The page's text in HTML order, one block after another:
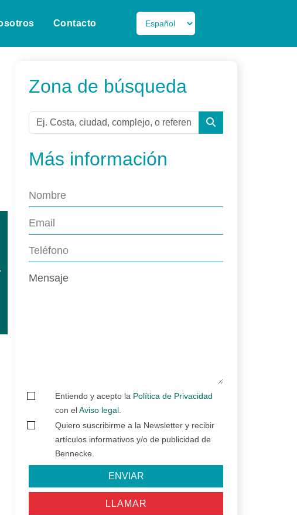
Contacto
Zona de búsqueda
Más información
Entiendo y acepto la Política de Privacidad
con elAviso legal
Quiero suscribirme a la Newsletter y recibir
artículos informativos y/o de publicidad de
Bennecke.
ENVIAR
LLAMAR